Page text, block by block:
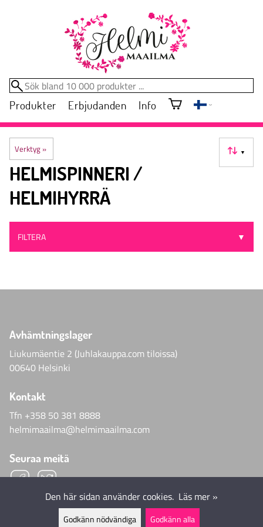
Produkter Erbjudanden Info
Verktyg‪» ▼
HELMISPINNERI /
HELMIHYRRÄ
FILTERA ▼
Avhämtningslager
Liukumäentie 2 (Juhlakauppa.com tiloissa)
00640 Helsinki
Kontakt
Tfn +358 50 381 8888
helmimaailma@helmimaailma.com
Seuraa meitä
Den här sidan använder cookies. Läs mer »
Godkänn nödvändiga Godkänn alla